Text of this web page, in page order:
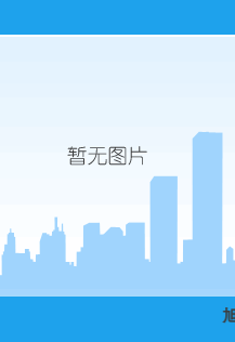
旭众